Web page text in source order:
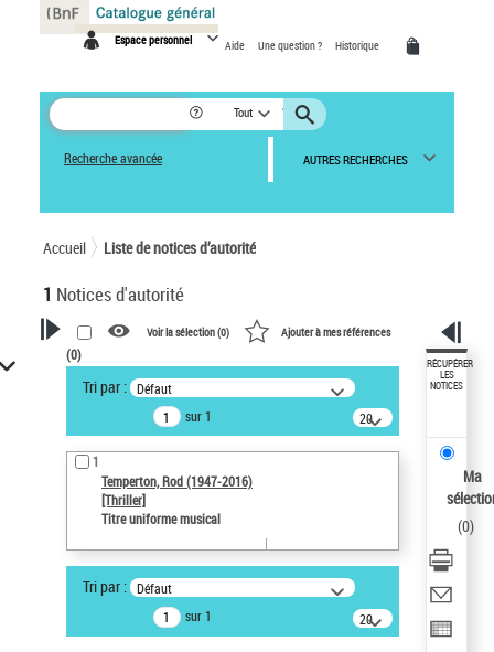
Espace personnel Aide Une question ? Historique
Tout
Recherche avancée AUTRES RECHERCHES
Accueil Liste de notices d’autorité
1 Notices d'autorité
VOTRE RECHERCHE
Recherche avancée dans les
notices d’autorité
Œuvres liées à l'auteur :
Temperton, Rod (1947-2016)
Auteur d’œuvre
ne s'applique pas
Statut de la notice d’autorité
Voir la sélection (0) Ajouter à mes références
(0)
Tri par : Défaut
sur 1
20
résultats/page
1
Temperton, Rod (1947-2016)
[Thriller]
Titre uniforme musical
Tri par : Défaut
sur 1
20
résultats/page
RÉCUPÉRER
LES
NOTICES
Ma
(0)
Panneau de gestion des cookies